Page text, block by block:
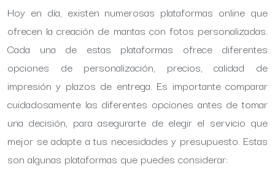
Hoy en día, existen numerosas plataformas online que
ofrecen la creación de mantas con fotos personalizadas.
Cada una de estas plataformas ofrece diferentes
opciones de personalización, precios, calidad de
impresión y plazos de entrega. Es importante comparar
cuidadosamente las diferentes opciones antes de tomar
una decisión, para asegurarte de elegir el servicio que
mejor se adapte a tus necesidades y presupuesto. Estas
son algunas plataformas que puedes considerar: